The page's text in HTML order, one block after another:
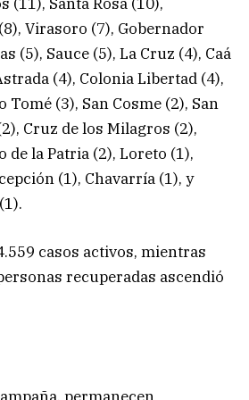
Virasoro (7), Gobernador
(5), Sauce (5), La Cruz (4), Caá
(4), Colonia Libertad (4),
Tomé (3), San Cosme (2), San
Cruz de los Milagros (2),
de la Patria (2), Loreto (1),
(1), Chavarría (1), y
casos activos, mientras
recuperadas ascendió